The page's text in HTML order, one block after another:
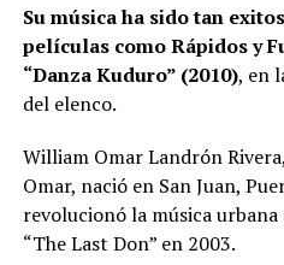
Su música ha sido tan
películas como Rápidos y
“Danza Kuduro” (2010), en
del elenco.
William Omar Landrón
Omar, nació en San Juan,
revolucionó la música
“The Last Don” en 2003.